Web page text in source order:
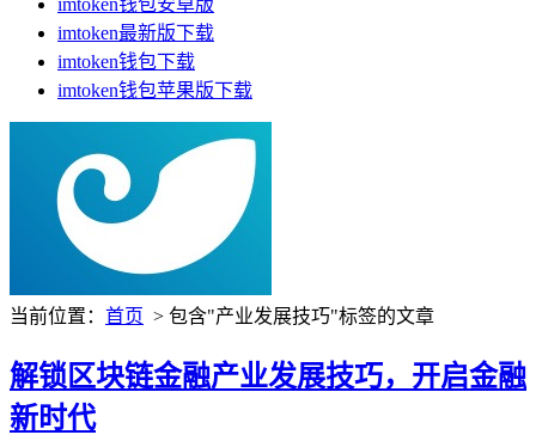
imtoken钱包安卓版
imtoken最新版下载
imtoken钱包下载
imtoken钱包苹果版下载
当前位置： 首页 > 包含"产业发展技巧"标签的文章
解锁区块链金融产业发展技巧，开启金融
新时代